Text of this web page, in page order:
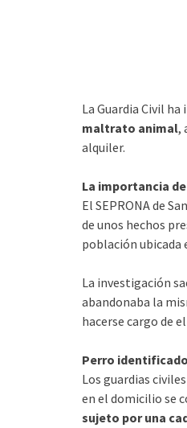
La Guardia Civil ha
maltrato animal,
alquiler.
La importancia
El SEPRONA de
de unos hechos
población ubicada
La investigación
abandonaba la
hacerse cargo de
Perro
Los guardias
en el domicilio se
sujeto por una